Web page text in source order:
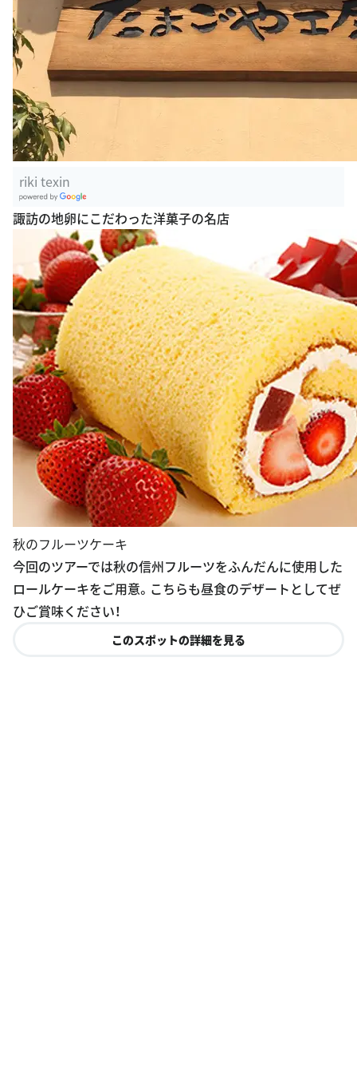
riki texin
oogle Plac
諏訪の地卵にこだわった洋菓子の名店
秋のフルーツケーキ
今回のツアーでは秋の信州フルーツをふんだんに使用した
ロールケーキをご用意。こちらも昼食のデザートとしてぜ
ひご賞味ください！
このスポットの詳細を見る